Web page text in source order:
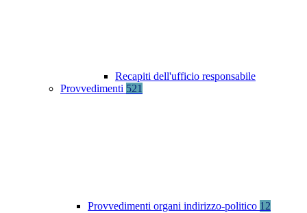
Recapiti dell'ufficio responsabile
Provvedimenti 521
Provvedimenti organi indirizzo-politico 12